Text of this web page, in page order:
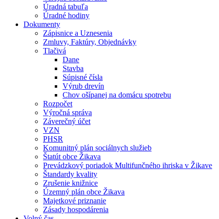
Úradná tabuľa
Úradné hodiny
Dokumenty
Zápisnice a Uznesenia
Zmluvy, Faktúry, Objednávky
Tlačivá
Dane
Stavba
Súpisné čísla
Výrub drevín
Chov ošípanej na domácu spotrebu
Rozpočet
Výročná správa
Záverečný účet
VZN
PHSR
Komunitný plán sociálnych služieb
Štatút obce Žikava
Prevádzkový poriadok Multifunčného ihriska v Žikave
Štandardy kvality
Zrušenie knižnice
Územný plán obce Žikava
Majetkové priznanie
Zásady hospodárenia